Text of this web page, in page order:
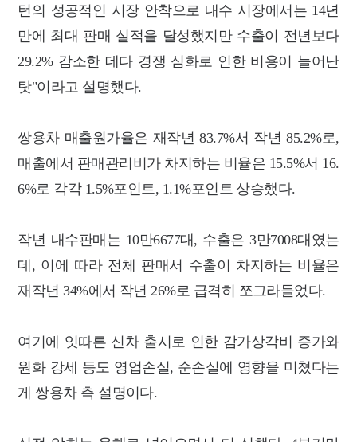
턴의 성공적인 시장 안착으로 내수 시장에서는 14년
만에 최대 판매 실적을 달성했지만 수출이 전년보다
29.2% 감소한 데다 경쟁 심화로 인한 비용이 늘어난
탓"이라고 설명했다.
쌍용차 매출원가율은 재작년 83.7%서 작년 85.2%로,
매출에서 판매관리비가 차지하는 비율은 15.5%서 16.
6%로 각각 1.5%포인트, 1.1%포인트 상승했다.
작년 내수판매는 10만6677대, 수출은 3만7008대였는
데, 이에 따라 전체 판매서 수출이 차지하는 비율은
재작년 34%에서 작년 26%로 급격히 쪼그라들었다.
여기에 잇따른 신차 출시로 인한 감가상각비 증가와
원화 강세 등도 영업손실, 순손실에 영향을 미쳤다는
게 쌍용차 측 설명이다.